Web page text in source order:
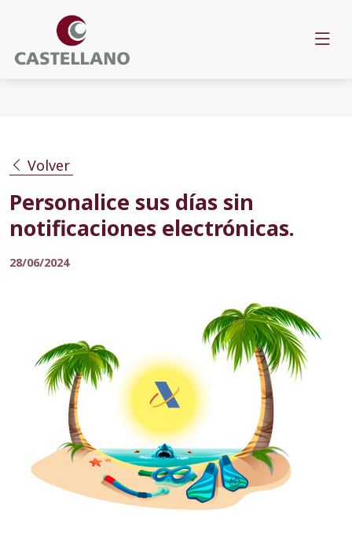
Volver
Personalice sus días sin
notificaciones electrónicas.
28/06/2024